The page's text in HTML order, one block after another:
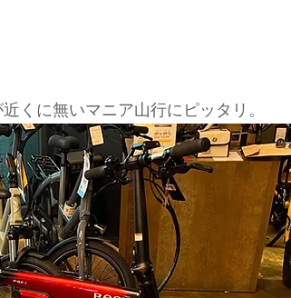
プス 展示会 Sweet Protection
くに無いマニア山行にピッタリ。